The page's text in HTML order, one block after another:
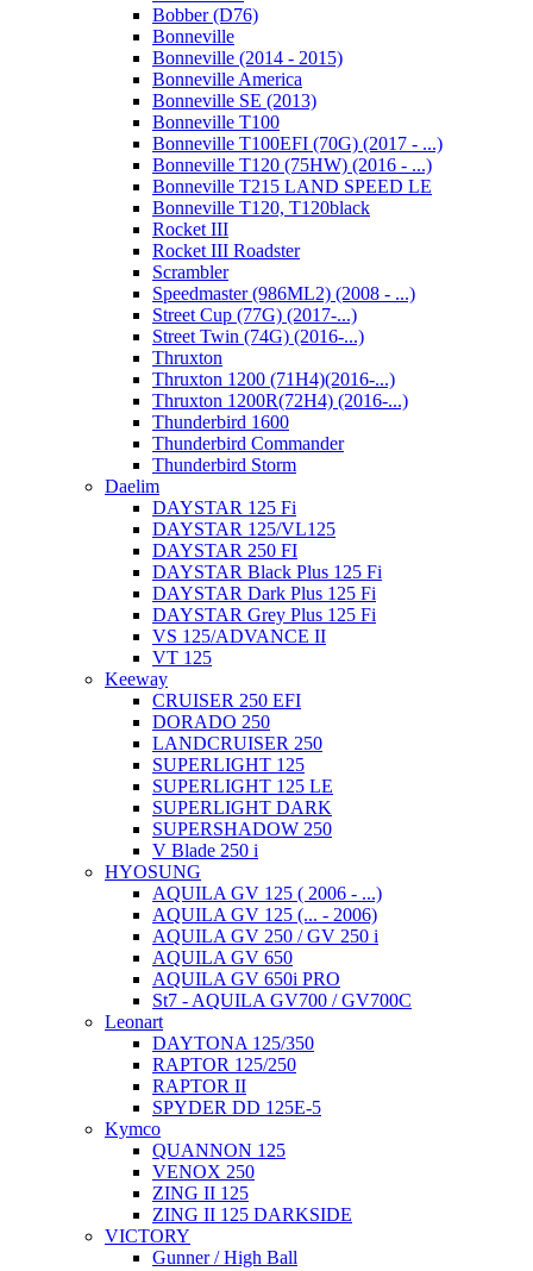
Bobber (D76)
Bonneville
Bonneville (2014 - 2015)
Bonneville America
Bonneville SE (2013)
Bonneville T100
Bonneville T100EFI (70G) (2017 - ...)
Bonneville T120 (75HW) (2016 - ...)
Bonneville T215 LAND SPEED LE
Bonneville T120, T120black
Rocket III
Rocket III Roadster
Scrambler
Speedmaster (986ML2) (2008 - ...)
Street Cup (77G) (2017-...)
Street Twin (74G) (2016-...)
Thruxton
Thruxton 1200 (71H4)(2016-...)
Thruxton 1200R(72H4) (2016-...)
Thunderbird 1600
Thunderbird Commander
Thunderbird Storm
Daelim
DAYSTAR 125 Fi
DAYSTAR 125/VL125
DAYSTAR 250 FI
DAYSTAR Black Plus 125 Fi
DAYSTAR Dark Plus 125 Fi
DAYSTAR Grey Plus 125 Fi
VS 125/ADVANCE II
VT 125
Keeway
CRUISER 250 EFI
DORADO 250
LANDCRUISER 250
SUPERLIGHT 125
SUPERLIGHT 125 LE
SUPERLIGHT DARK
SUPERSHADOW 250
V Blade 250 i
HYOSUNG
AQUILA GV 125 ( 2006 - ...)
AQUILA GV 125 (... - 2006)
AQUILA GV 250 / GV 250 i
AQUILA GV 650
AQUILA GV 650i PRO
St7 - AQUILA GV700 / GV700C
Leonart
DAYTONA 125/350
RAPTOR 125/250
RAPTOR II
SPYDER DD 125E-5
Kymco
QUANNON 125
VENOX 250
ZING II 125
ZING II 125 DARKSIDE
VICTORY
Gunner / High Ball